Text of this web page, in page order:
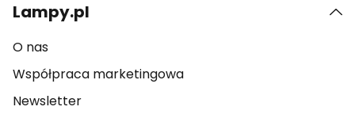
Lampy.pl
O nas
Współpraca marketingowa
Newsletter